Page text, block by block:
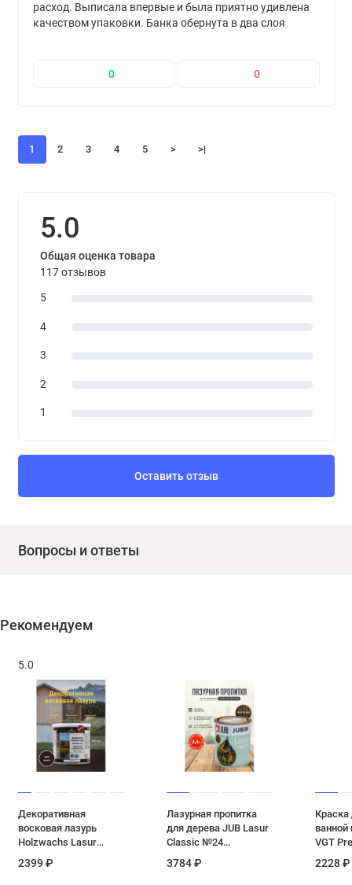
расход. Выписала впервые и была приятно удивлена
качеством упаковки. Банка обернута в два слоя
"осторожно, хрупкое". Спасибо продавцу
0 0
1 2 3 4 5 > >|
5.0
Общая оценка товара
117 отзывов
5
4
3
2
1
Оставить отзыв
Вопросы и ответы
Рекомендуем
5.0
Декоративная
восковая лазурь
Holzwachs Lasur
венге 750 мл
2399 ₽
Лазурная пропитка
для дерева JUB Lasur
Classic №24
3784 ₽
Краска
ванной
VGT
2228 ₽